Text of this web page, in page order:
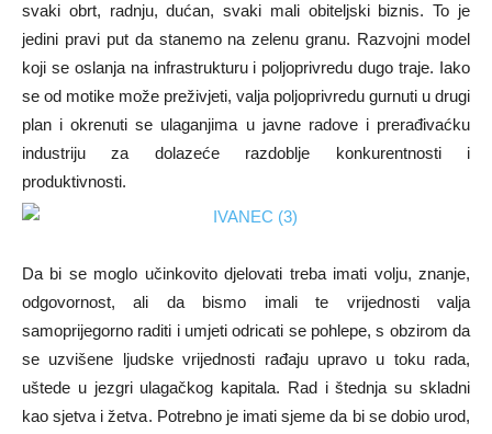
svaki obrt, radnju, dućan, svaki mali obiteljski biznis. To je
jedini pravi put da stanemo na zelenu granu. Razvojni model
koji se oslanja na infrastrukturu i poljoprivredu dugo traje. Iako
se od motike može preživjeti, valja poljoprivredu gurnuti u drugi
plan i okrenuti se ulaganjima u javne radove i prerađivaćku
industriju za dolazeće razdoblje konkurentnosti i
produktivnosti.
Da bi se moglo učinkovito djelovati treba imati volju, znanje,
odgovornost, ali da bismo imali te vrijednosti valja
samoprijegorno raditi i umjeti odricati se pohlepe, s obzirom da
se uzvišene ljudske vrijednosti rađaju upravo u toku rada,
uštede u jezgri ulagačkog kapitala. Rad i štednja su skladni
kao sjetva i žetva. Potrebno je imati sjeme da bi se dobio urod,